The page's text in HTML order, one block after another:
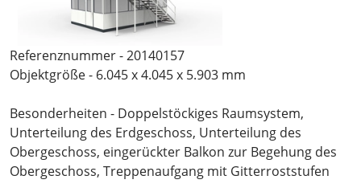
Referenznummer - 20140157
Objektgröße - 6.045 x 4.045 x 5.903 mm
Besonderheiten - Doppelstöckiges Raumsystem,
Unterteilung des Erdgeschoss, Unterteilung des
Obergeschoss, eingerückter Balkon zur Begehung des
Obergeschoss, Treppenaufgang mit Gitterroststufen